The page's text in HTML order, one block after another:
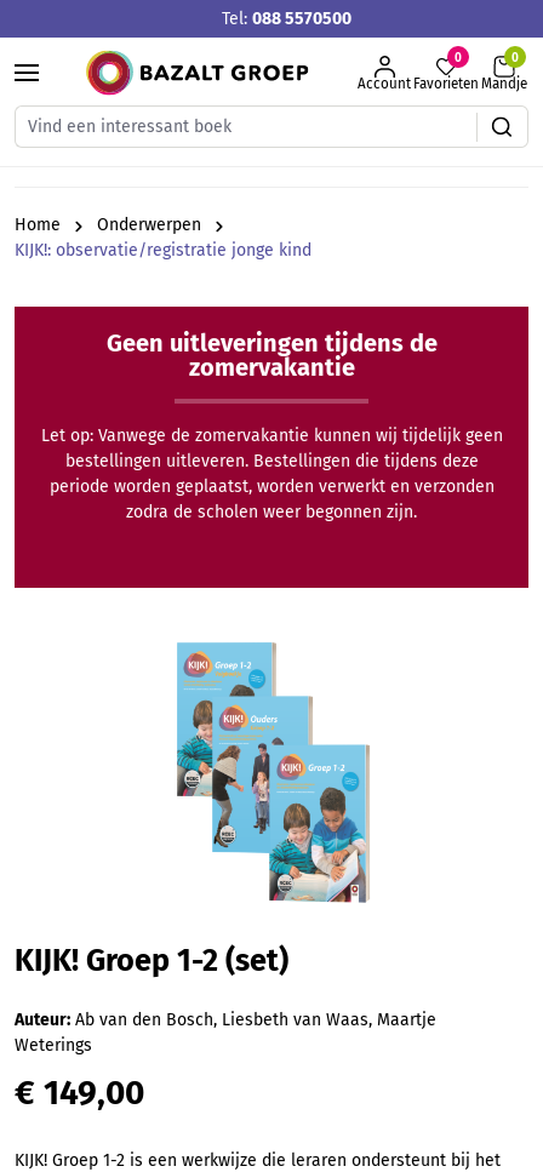
Tel: 088 5570500
Account Favorieten Mandje
0
Home
Onderwerpen
KIJK!: observatie/registratie jonge kind
Geen uitleveringen tijdens de
zomervakantie
Let op: Vanwege de zomervakantie kunnen wij tijdelijk geen
bestellingen uitleveren. Bestellingen die tijdens deze
periode worden geplaatst, worden verwerkt en verzonden
zodra de scholen weer begonnen zijn.
Afbeeldingengalerij overslaan
KIJK! Groep 1-2 (set)
Auteur: Ab van den Bosch, Liesbeth van Waas, Maartje
Weterings
€ 149,00
KIJK! Groep 1-2 is een werkwijze die leraren ondersteunt bij het